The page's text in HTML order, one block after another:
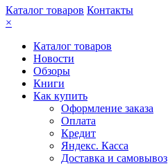
Каталог товаров Контакты
×
Каталог товаров
Новости
Обзоры
Книги
Как купить
Оформление заказа
Оплата
Кредит
Яндекс. Касса
Доставка и самовывоз